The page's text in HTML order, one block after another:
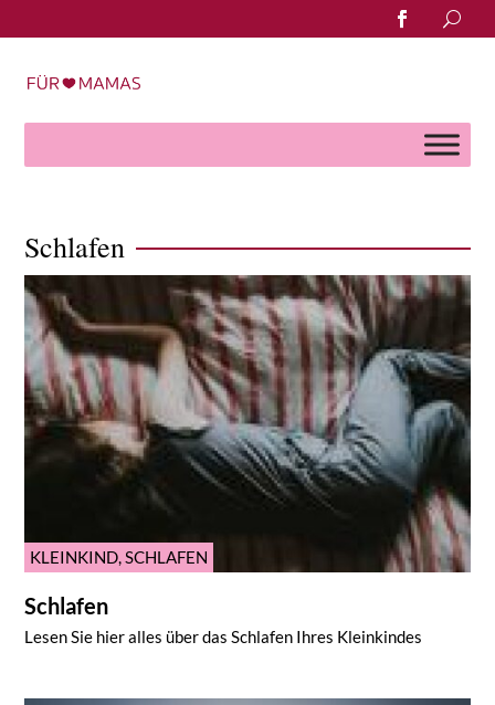
Search
for:
Schlafen
KLEINKIND,SCHLAFEN
Schlafen
Lesen Sie hier alles über das Schlafen Ihres Kleinkindes